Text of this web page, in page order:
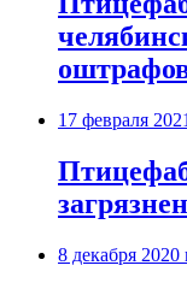
17 февраля
8 декабря 2020